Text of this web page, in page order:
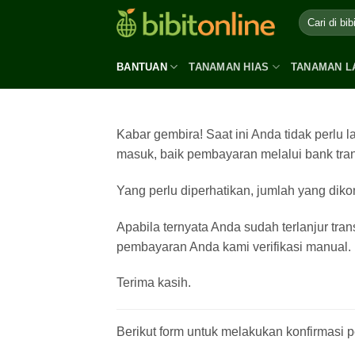
BANTUAN TANAMAN HIAS TANAMAN
Kabar gembira! Saat ini Anda tidak perlu
masuk, baik pembayaran melalui bank
Yang perlu diperhatikan, jumlah yang
Apabila ternyata Anda sudah terlanjur
pembayaran Anda kami verifikasi manual.
Terima kasih.
Berikut form untuk melakukan konfirmasi